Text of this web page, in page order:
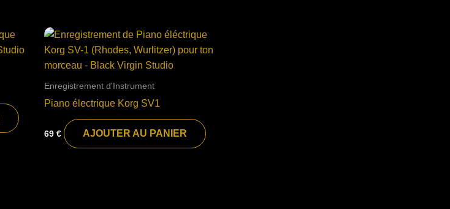
Enregistrement d'Instrument
Piano électrique Korg SV1
69 € AJOUTER AU PANIER